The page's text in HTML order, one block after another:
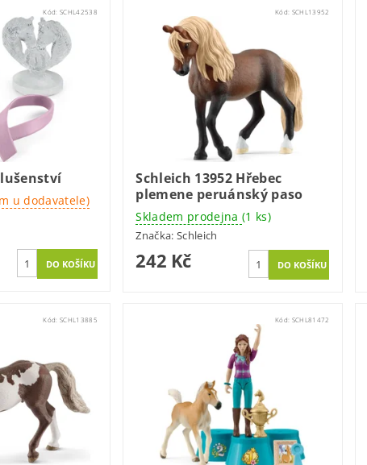
Kód:SCHL42538
u dodavatele)
Kód: SCHL13952
Schleich 13952 Hřebec
plemene peruánský paso
Skladem prodejna (1 ks)
Značka:Schleich
242 Kč
Kód:SCHL13885 Kód: SCHL81472